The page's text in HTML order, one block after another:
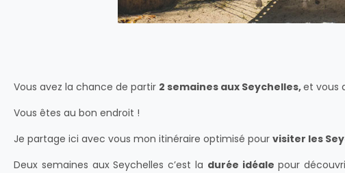
Vous avez la chance de partir 2 semaines aux Seychelles,et vous
Vous êtes au bon endroit !
Je partage ici avec vous mon itinéraire optimisé pour visiter les
Deux semaines aux Seychelles c’est la durée idéale pour